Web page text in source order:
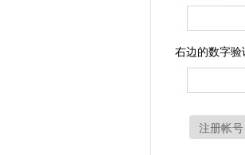
右边的数字验
注册帐号